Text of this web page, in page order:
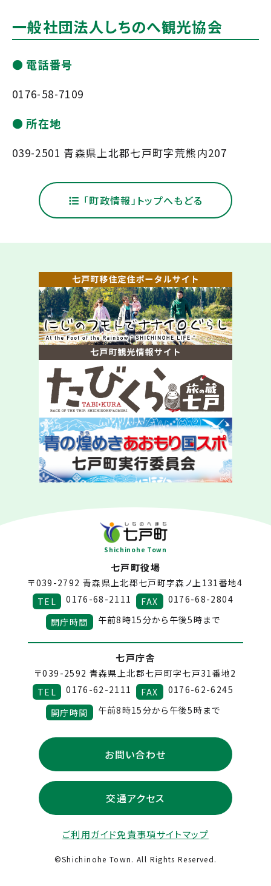
一般社団法人しちのへ観光協会
電話番号
0176-58-7109
所在地
039-2501 青森県上北郡七戸町字荒熊内207
「町政情報」トップへもどる
Shichinohe Town
七戸町役場
〒039-2792 青森県上北郡七戸町字森ノ上131番地4
TEL
0176-68-2111 FAX
0176-68-2804
開庁時間
午前8時15分から午後5時まで
七戸庁舎
〒039-2592 青森県上北郡七戸町字七戸31番地2
TEL
0176-62-2111 FAX
0176-62-6245
開庁時間
午前8時15分から午後5時まで
お問い合わせ
交通アクセス
ご利用ガイド免責事項サイトマップ
©Shichinohe Town. All Rights Reserved.